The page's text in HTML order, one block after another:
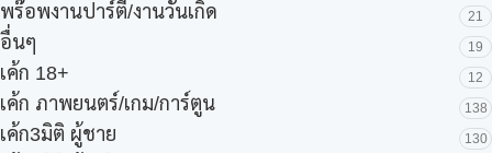
พร๊อพงานปาร์ตี้/งานวันเกิด 21
อื่นๆ 19
เค้ก 18+ 12
เค้ก ภาพยนตร์/เกม/การ์ตูน 138
เค้ก3มิติ ผู้ชาย 130